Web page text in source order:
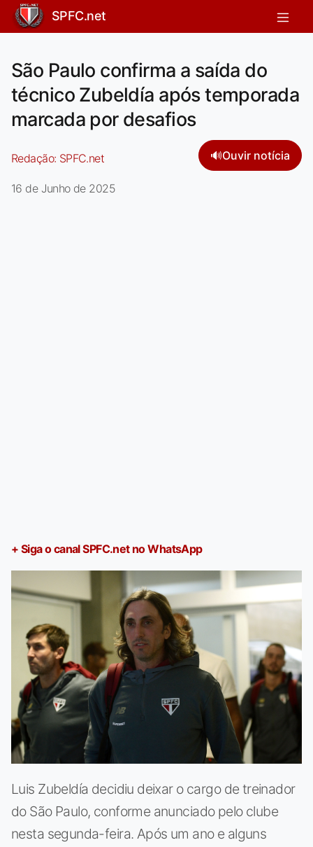
SPFC.net
São Paulo confirma a saída do
técnico Zubeldía após temporada
marcada por desafios
Redação: SPFC.net 🔊Ouvir notícia
16 de Junho de 2025
+ Siga o canal SPFC.net no WhatsApp
Luis Zubeldía decidiu deixar o cargo de treinador
do São Paulo, conforme anunciado pelo clube
nesta segunda-feira. Após um ano e alguns